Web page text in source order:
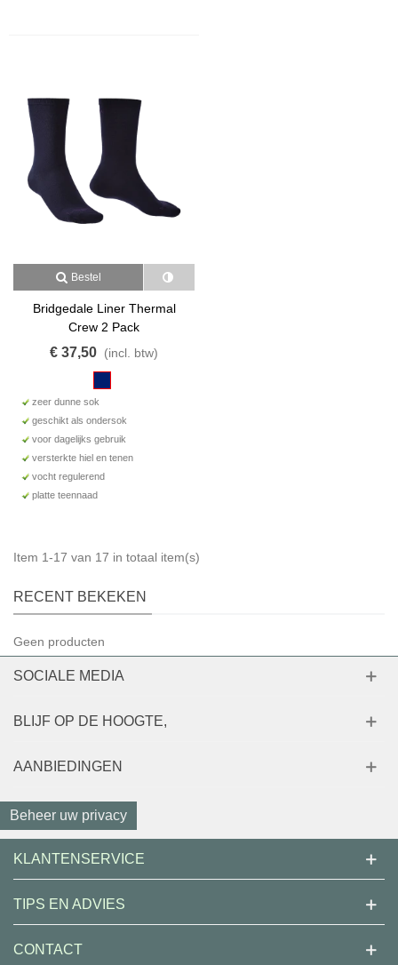
Bestel
Bridgedale Liner Thermal
Crew 2 Pack
€ 37,50 (incl. btw)
zeer dunne sok
geschikt als ondersok
voor dagelijks gebruik
versterkte hiel en tenen
vocht regulerend
platte teennaad
Item 1-17 van 17 in totaal item(s)
RECENT BEKEKEN
Geen producten
SOCIALE MEDIA
BLIJF OP DE HOOGTE,
AANBIEDINGEN
Beheer uw privacy
KLANTENSERVICE
TIPS EN ADVIES
CONTACT